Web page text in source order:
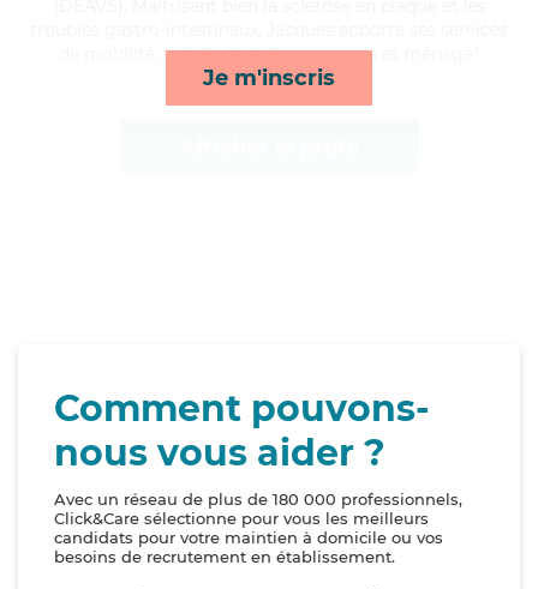
Je m'inscris
de mobilité, toilette/habillage, rappels et ménage*
Comment pouvons-
nous vous aider ?
Avec un réseau de plus de 180 000 professionnels,
Click&Care sélectionne pour vous les meilleurs
candidats pour votre maintien à domicile ou vos
besoins de recrutement en établissement.